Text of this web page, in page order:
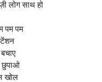
लोग साथ हो
पम पम
टेंशन
छुपाओ
खोल